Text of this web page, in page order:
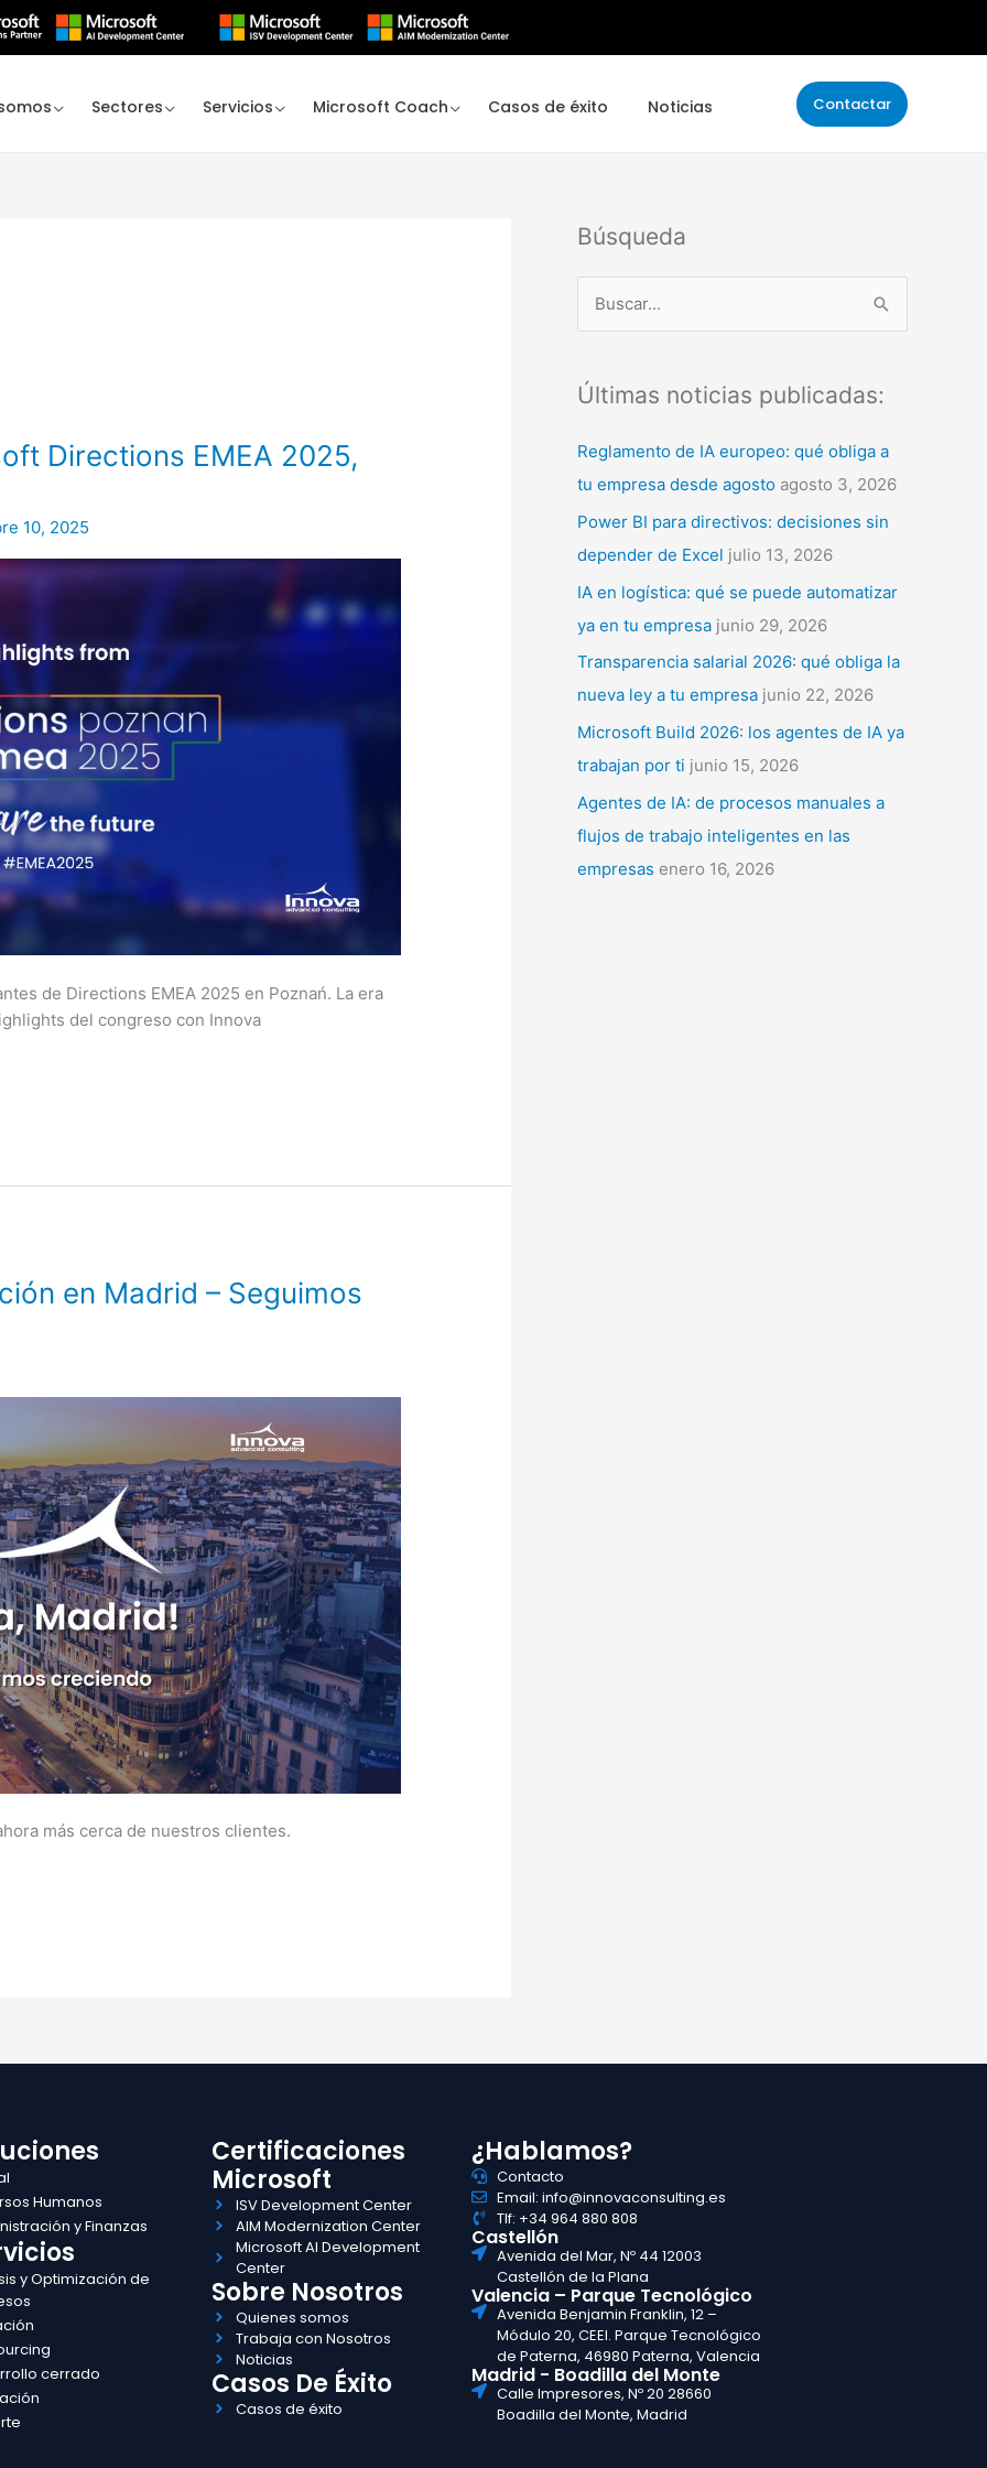
Sectores Servicios Microsoft Coach Casos de éxito Noticias Contactar
Directions EMEA 2025,
10, 2025
de Directions EMEA 2025 en Poznań. La era
del congreso con Innova
en Madrid – Seguimos
más cerca de nuestros clientes.
Búsqueda
c
a
r
:
Últimas noticias publicadas:
Reglamento de IA europeo: qué obliga a
tu empresa desde agosto agosto 3, 2026
Power BI para directivos: decisiones sin
depender de Excel julio 13, 2026
IA en logística: qué se puede automatizar
ya en tu empresa junio 29, 2026
Transparencia salarial 2026: qué obliga la
nueva ley a tu empresa junio 22, 2026
Microsoft Build 2026: los agentes de IA ya
trabajan por ti junio 15, 2026
Agentes de IA: de procesos manuales a
flujos de trabajo inteligentes en las
empresas enero 16, 2026
Humanos
y Finanzas
y Optimización de
cerrado
Certificaciones
Microsoft
ISV Development Center
AIM Modernization Center
Microsoft AI Development
Center
Sobre Nosotros
Quienes somos
Trabaja con Nosotros
Noticias
Casos De Éxito
Casos de éxito
¿Hablamos?
Contacto
Email: info@innovaconsulting.es
Tlf: +34 964 880 808
Castellón
Avenida del Mar, Nº 44 12003
Castellón de la Plana
Valencia – Parque Tecnológico
Avenida Benjamin Franklin, 12 –
Módulo 20, CEEI. Parque Tecnológico
de Paterna, 46980 Paterna, Valencia
Madrid - Boadilla del Monte
Calle Impresores, Nº 20 28660
Boadilla del Monte, Madrid